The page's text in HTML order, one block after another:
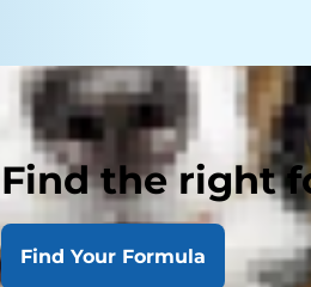
Find the right
Find Your Formula